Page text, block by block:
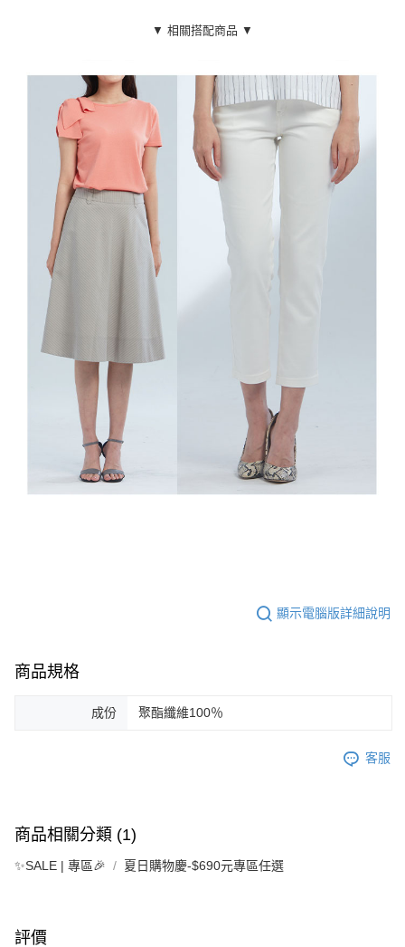
▼ 相關搭配商品 ▼
顯示電腦版詳細說明
商品規格
成份 聚酯纖維100％
客服
商品相關分類 (1)
✨SALE | 專區🎉 夏日購物慶-$690元專區任選
評價